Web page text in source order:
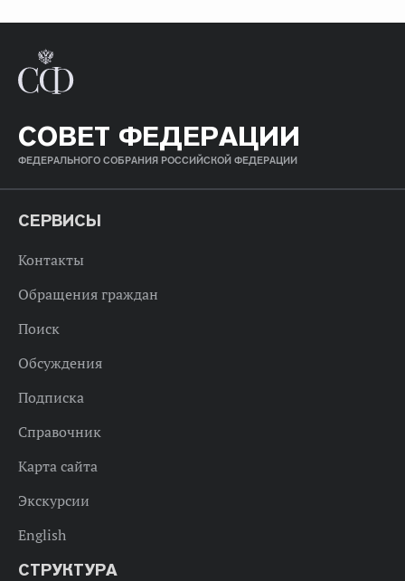
СОВЕТ ФЕДЕРАЦИИ
ФЕДЕРАЛЬНОГО СОБРАНИЯ РОССИЙСКОЙ ФЕДЕРАЦИИ
СЕРВИСЫ
Контакты
Обращения граждан
Поиск
Обсуждения
Подписка
Справочник
Карта сайта
Экскурсии
English
СТРУКТУРА